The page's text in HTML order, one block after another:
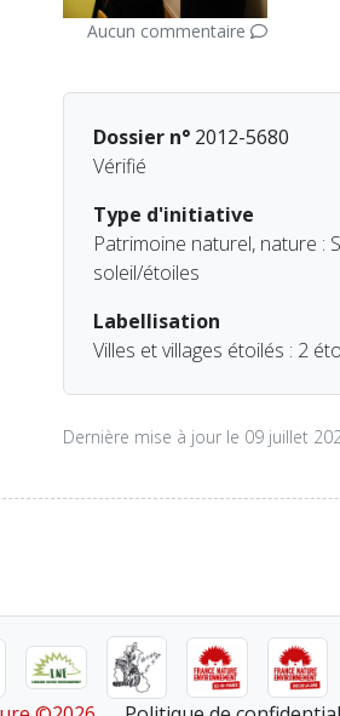
Aucun commentaire
Dossier n°2012-5680
Vérifié
Type d'initiative
Patrimoine naturel, nature :
soleil/étoiles
Labellisation
Villes et villages étoilés : 2
Dernière mise à jour le 09 juillet